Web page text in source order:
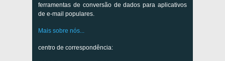
ferramentas de conversão de dados para aplicativos
de e-mail populares.
Mais sobre nós...
centro de correspondência: